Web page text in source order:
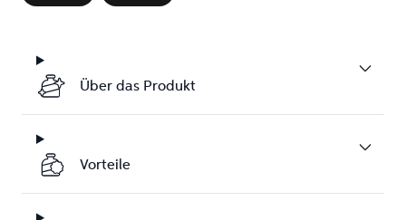
Über das Produkt
Vorteile